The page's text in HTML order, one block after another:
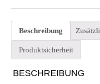
Menge
Beschreibung
Produktsicherheit
BESCHREIBUNG